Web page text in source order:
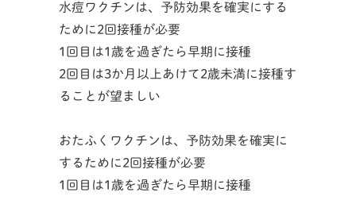
水痘ワクチンは、予防効果を確実にする
ために2回接種が必要
1回目は1歳を過ぎたら早期に接種
2回目は3か月以上あけて2歳未満に接種す
ることが望ましい
おたふくワクチンは、予防効果を確実に
するために2回接種が必要
1回目は1歳を過ぎたら早期に接種